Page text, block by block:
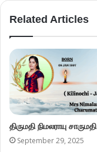
Related Articles
திருமதி நிமலராயு சாருமதி
September 29, 2025